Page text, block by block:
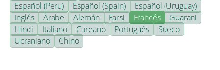
Español (Peru)
Español (Spain)
Español (Uruguay)
Inglés
Árabe Alemán Farsi Francés
Guarani
Hindi
Italiano Coreano Portugués
Sueco
Ucraniano
Chino